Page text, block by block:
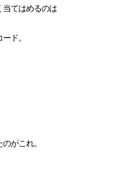
当てはめるのは
ド。
がこれ。